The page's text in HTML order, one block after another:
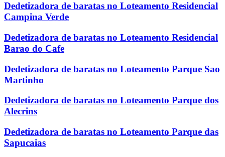
Dedetizadora de baratas no Loteamento Residencial
Campina Verde
Dedetizadora de baratas no Loteamento Residencial
Barao do Cafe
Dedetizadora de baratas no Loteamento Parque Sao
Martinho
Dedetizadora de baratas no Loteamento Parque dos
Alecrins
Dedetizadora de baratas no Loteamento Parque das
Sapucaias